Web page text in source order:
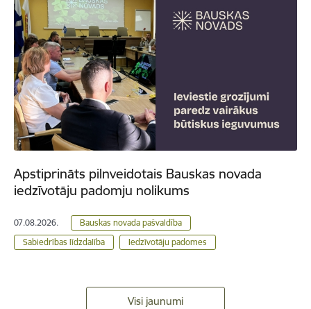
Apstiprināts pilnveidotais Bauskas novada
iedzīvotāju padomju nolikums
07.08.2026.
Bauskas novada pašvaldība
Sabiedrības līdzdalība
Iedzīvotāju padomes
Visi jaunumi